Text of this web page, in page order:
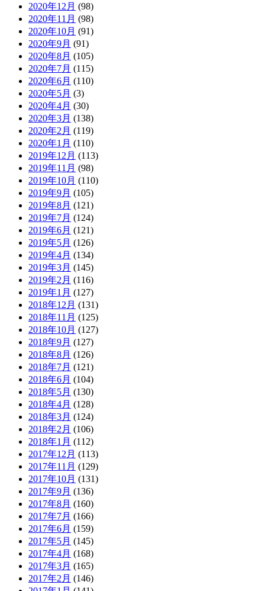
2020年12月 (98)
2020年11月 (98)
2020年10月 (91)
2020年9月 (91)
2020年8月 (105)
2020年7月 (115)
2020年6月 (110)
2020年5月 (3)
2020年4月 (30)
2020年3月 (138)
2020年2月 (119)
2020年1月 (110)
2019年12月 (113)
2019年11月 (98)
2019年10月 (110)
2019年9月 (105)
2019年8月 (121)
2019年7月 (124)
2019年6月 (121)
2019年5月 (126)
2019年4月 (134)
2019年3月 (145)
2019年2月 (116)
2019年1月 (127)
2018年12月 (131)
2018年11月 (125)
2018年10月 (127)
2018年9月 (127)
2018年8月 (126)
2018年7月 (121)
2018年6月 (104)
2018年5月 (130)
2018年4月 (128)
2018年3月 (124)
2018年2月 (106)
2018年1月 (112)
2017年12月 (113)
2017年11月 (129)
2017年10月 (131)
2017年9月 (136)
2017年8月 (160)
2017年7月 (166)
2017年6月 (159)
2017年5月 (145)
2017年4月 (168)
2017年3月 (165)
2017年2月 (146)